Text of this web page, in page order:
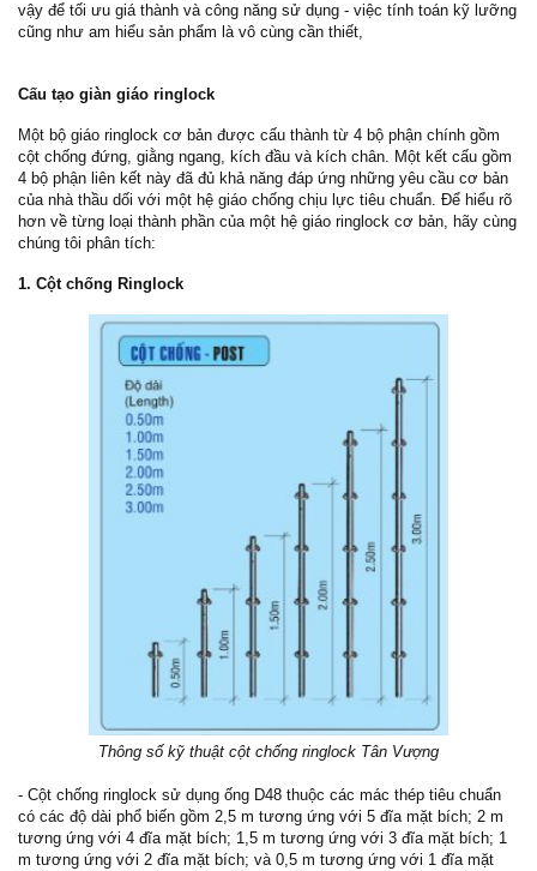
vậy để tối ưu giá thành và công năng sử dụng - việc tính toán kỹ lưỡng
cũng như am hiểu sản phẩm là vô cùng cần thiết,
Cấu tạo giàn giáo ringlock
Một bộ giáo ringlock cơ bản được cấu thành từ 4 bộ phận chính gồm
cột chống đứng, giằng ngang, kích đầu và kích chân. Một kết cấu gồm
4 bộ phận liên kết này đã đủ khả năng đáp ứng những yêu cầu cơ bản
của nhà thầu dối với một hệ giáo chống chịu lực tiêu chuẩn. Để hiểu rõ
hơn về từng loại thành phần của một hệ giáo ringlock cơ bản, hãy cùng
chúng tôi phân tích:
1. Cột chống Ringlock
Thông số kỹ thuật cột chống ringlock Tân Vượng
- Cột chống ringlock sử dụng ống D48 thuộc các mác thép tiêu chuẩn
có các độ dài phổ biến gồm 2,5 m tương ứng với 5 đĩa mặt bích; 2 m
tương ứng với 4 đĩa mặt bích; 1,5 m tương ứng với 3 đĩa mặt bích; 1
m tương ứng với 2 đĩa mặt bích; và 0,5 m tương ứng với 1 đĩa mặt